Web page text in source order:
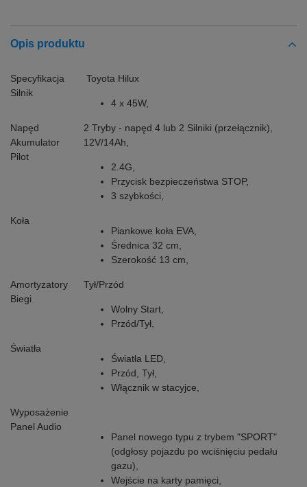
Opis produktu
Specyfikacja
Toyota Hilux
Silnik
4 x 45W,
Napęd
2 Tryby - napęd 4 lub 2 Silniki (przełącznik),
Akumulator
12V/14Ah,
Pilot
2.4G,
Przycisk bezpieczeństwa STOP,
3 szybkości,
Koła
Piankowe koła EVA,
Średnica 32 cm,
Szerokość 13 cm,
Amortyzatory
Tył/Przód
Biegi
Wolny Start,
Przód/Tył,
Światła
Światła LED,
Przód, Tył,
Włącznik w stacyjce,
Wyposażenie
Panel Audio
Panel nowego typu z trybem "SPORT"
(odgłosy pojazdu po wciśnięciu pedału
gazu),
Wejście na karty pamięci,